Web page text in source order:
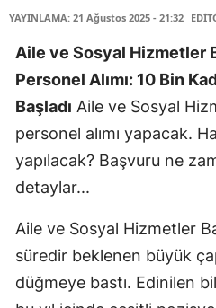
YAYINLAMA: 21 Ağustos 2025 - 21:32
Aile ve Sosyal Hizmetler
Personel Alımı: 10 Bin
Başladı Aile ve Sosyal
personel alımı yapacak.
yapılacak? Başvuru ne
detaylar...
Aile ve Sosyal Hizmetler
süredir beklenen büyük
düğmeye bastı. Edinilen